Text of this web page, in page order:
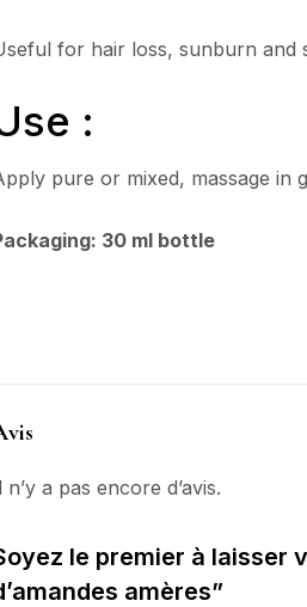
for hair loss, sunburn and
:
pure or mixed, massage in
30 ml bottle
n’y a pas encore d’avis.
le premier à laisser
amères”